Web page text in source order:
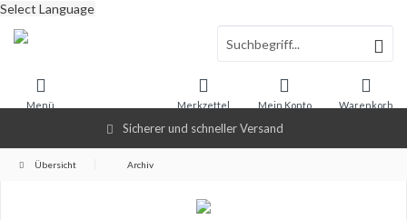
Sicherer und schneller Versand
Select Language
Warenkorb
Merkzettel Mein Konto
Menü
Übersicht Archiv